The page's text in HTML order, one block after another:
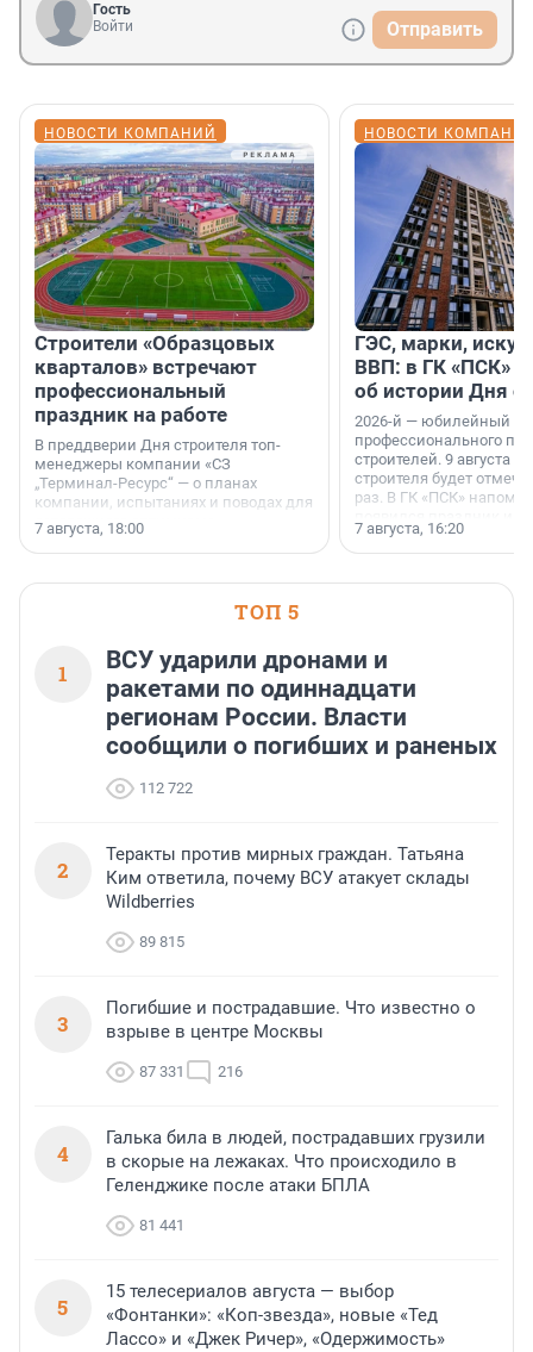
Гость
Войти
Отправить
НОВОСТИ КОМПАНИЙ
Строители «Образцовых
кварталов» встречают
профессиональный
праздник на работе
В преддверии Дня строителя топ-
менеджеры компании «СЗ
„Терминал-Ресурс“ — о планах
компании, испытаниях и поводах для
осторожного оптимизма.
7 августа, 18:00
НОВОСТИ
ГЭС, марки,
ВВП: в ГК «ПСК»
об истории Дня
2026-й — юбилейный
профессионального
строителей. 9 августа
строителя будет
раз. В ГК «ПСК»
поменялась роль
7 августа, 16:20
ТОП 5
1
ВСУ ударили дронами и
ракетами по одиннадцати
регионам России. Власти
сообщили о погибших и раненых
112 722
2
Теракты против мирных граждан. Татьяна
Ким ответила, почему ВСУ атакует склады
Wildberries
89 815
3
Погибшие и пострадавшие. Что известно о
взрыве в центре Москвы
87 331 216
4
Галька била в людей, пострадавших грузили
в скорые на лежаках. Что происходило в
Геленджике после атаки БПЛА
81 441
5
15 телесериалов августа — выбор
«Фонтанки»: «Коп-звезда», новые «Тед
Лассо» и «Джек Ричер», «Одержимость»